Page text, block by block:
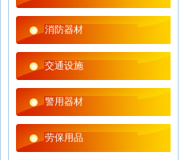
消防器材
交通设施
警用器材
劳保用品